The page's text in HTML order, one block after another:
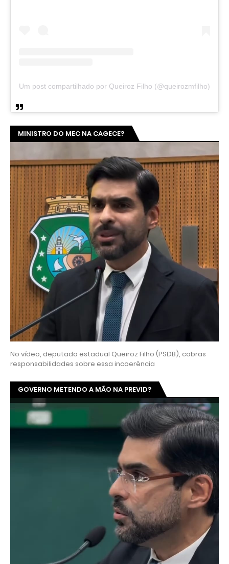
Um post compartilhado por Queiroz Filho (@queirozmfilho)
MINISTRO DO MEC NA CAGECE?
No vídeo, deputado estadual Queiroz Filho (PSDB), cobras
responsabilidades sobre essa incoerência
GOVERNO METENDO A MÃO NA PREVID?